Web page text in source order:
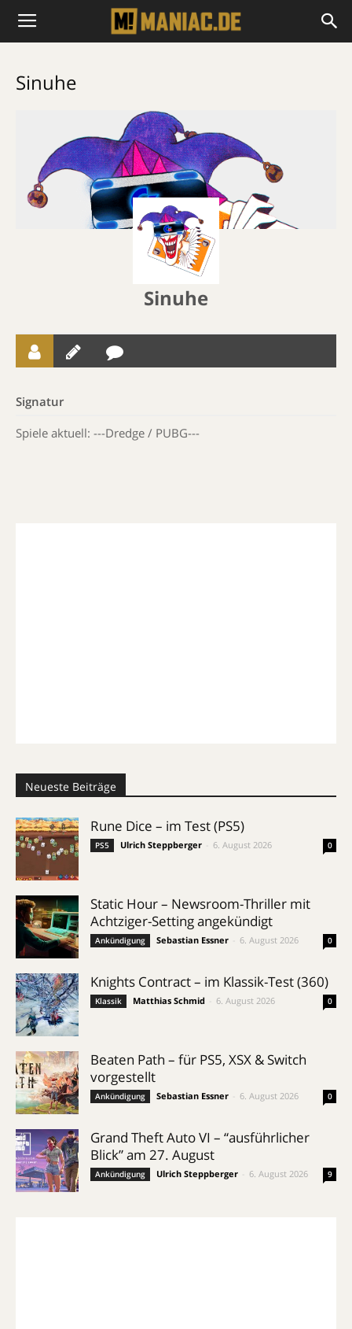
Sinuhe
Sinuhe
Signatur
Spiele aktuell: ---Dredge / PUBG---
Neueste Beiträge
Rune Dice – im Test (PS5)
PS5 Ulrich Steppberger 6. August 2026 0
Static Hour – Newsroom-Thriller mit
Achtziger-Setting angekündigt
Ankündigung Sebastian Essner 6. August 2026 0
Knights Contract – im Klassik-Test (360)
Klassik Matthias Schmid 6. August 2026 0
Beaten Path – für PS5, XSX & Switch
vorgestellt
Ankündigung Sebastian Essner 6. August 2026 0
Grand Theft Auto VI – “ausführlicher
Blick” am 27. August
Ankündigung Ulrich Steppberger 6. August 2026 9